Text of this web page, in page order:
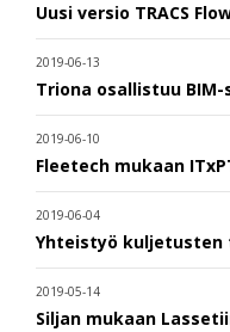
Uusi versio TRACS
2019-06-13
Triona osallistuu
2019-06-10
Fleetech mukaan
2019-06-04
Yhteistyö kuljetusten
2019-05-14
Siljan mukaan